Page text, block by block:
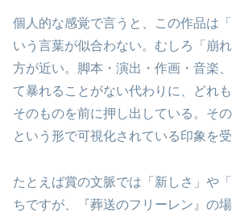
個人的な感覚で言うと、この作品は
いう言葉が似合わない。むしろ「崩
方が近い。脚本・演出・作画・音楽
て暴れることがない代わりに、どれ
そのものを前に押し出している。その
という形で可視化されている印象を受
たとえば賞の文脈では「新しさ」や
ちですが、『葬送のフリーレン』の